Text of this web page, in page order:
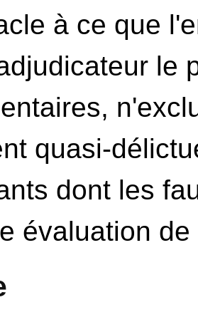
à ce que
le
quasi-
dont les
évaluation